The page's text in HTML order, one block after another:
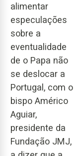
alimentar
especulações
sobre a
eventualidade
de o Papa não
se deslocar a
Portugal, com o
bispo Américo
Aguiar,
presidente da
Fundação JMJ,